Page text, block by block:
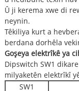
Û ji kerema xwe di
neynin.
Têkiliya kurt a
berdana dorhêla
Goşeya elektrîkê ya
Dipswitch SW1
milyaketên elektrîkî
SW1